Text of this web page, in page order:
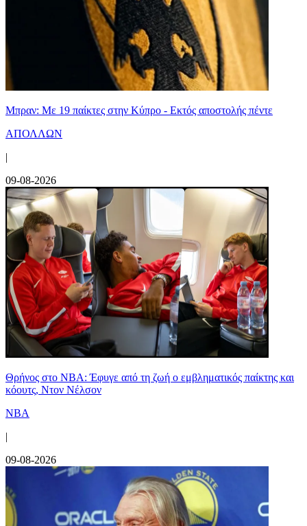
Μπραν: Με 19 παίκτες στην Κύπρο - Εκτός αποστολής πέντε
ΑΠΟΛΛΩΝ
|
09-08-2026
Θρήνος στο NBA: Έφυγε από τη ζωή ο εμβληματικός παίκτης και
κόουτς, Ντον Νέλσον
NBA
|
09-08-2026